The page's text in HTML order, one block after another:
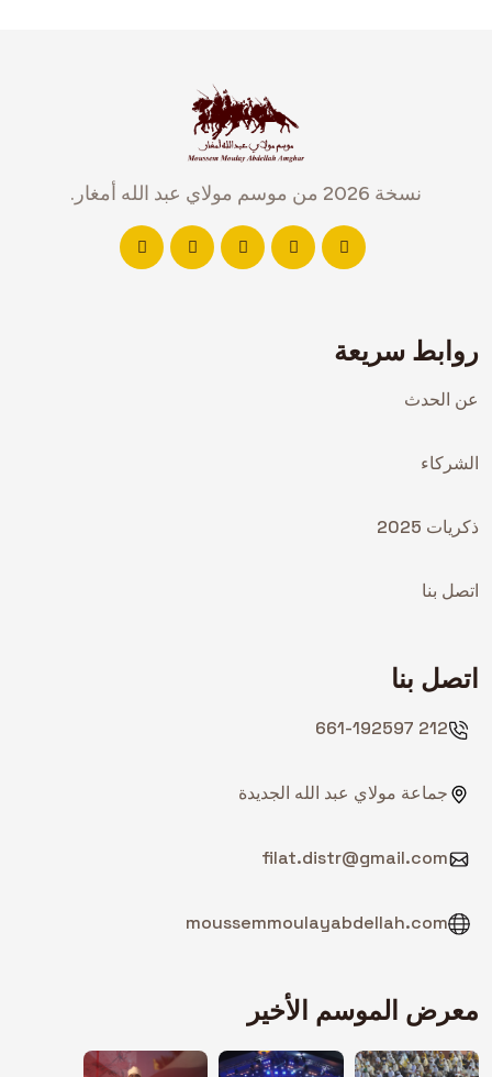
نسخة 2026 من موسم مولاي عبد الله أمغار.
روابط سريعة
عن الحدث
الشركاء
ذكريات 2025
اتصل بنا
اتصل بنا
212 661-192597
جماعة مولاي عبد الله الجديدة
filat.distr@gmail.com
moussemmoulayabdellah.com
معرض الموسم الأخير